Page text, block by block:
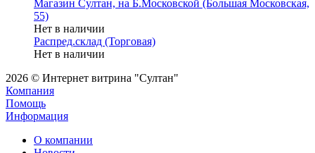
Магазин Султан, на Б.Московской (Большая Московская,
55)
Нет в наличии
Распред.склад (Торговая)
Нет в наличии
2026 © Интернет витрина "Султан"
Компания
Помощь
Информация
О компании